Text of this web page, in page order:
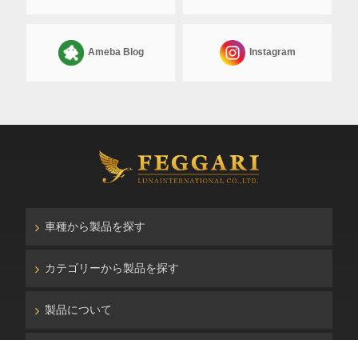
Ameba Blog Instagram
車種から製品を探す
カテゴリーから製品を探す
製品について